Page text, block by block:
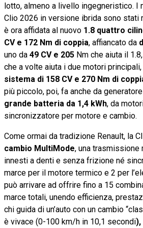
lotto, almeno a livello ingegneristico. I
Clio 2026 in versione ibrida sono stati
è ora affidata al nuovo 1.8 quattro
CV e 172 Nm di coppia, affiancato da
uno da 49 CV e 205 Nm che aiuta il
che a volte aiuta i due motori principali,
sistema di 158 CV e 270 Nm di
più piccolo, poi, fa anche da
grande batteria da 1,4 kWh, da
sincronizzatore per motore e cambio.
Come ormai da tradizione Renault, la
cambio MultiMode, una trasmissione
innesti a denti e senza frizione né
marce per il motore termico e 2 per
può arrivare ad offrire fino a 15
marce totali, unendo efficienza,
chi guida di un’auto con un cambio
è vivace (0-100 km/h in 10,1 secondi),